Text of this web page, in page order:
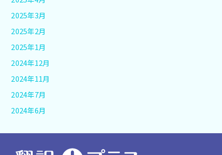
2025年3月
2025年2月
2025年1月
2024年12月
2024年11月
2024年7月
2024年6月